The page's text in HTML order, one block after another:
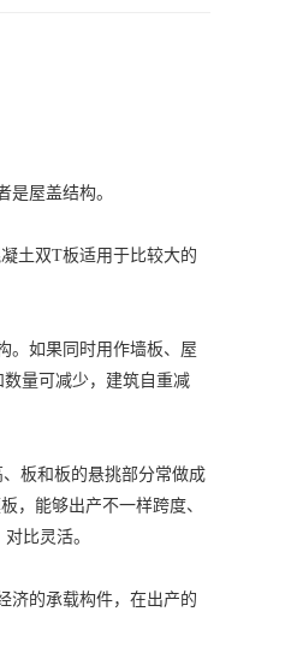
屋盖结构。
土双T板适用于比较大的
。如果同时用作墙板、屋
量可减少，建筑自重减
板和板的悬挑部分常做成
，能够出产不一样跨度、
比灵活。
济的承载构件，在出产的